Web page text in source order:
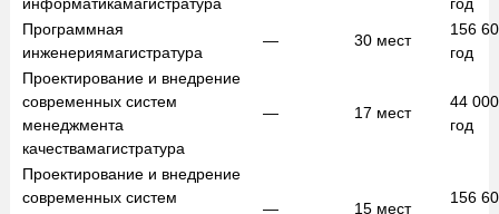
Программная
инженериямагистратура
— 30 мест
156
год
Проектирование и внедрение
современных систем
менеджмента
качествамагистратура
— 17 мест
44
год
Проектирование и внедрение
современных систем
— 15 мест
156